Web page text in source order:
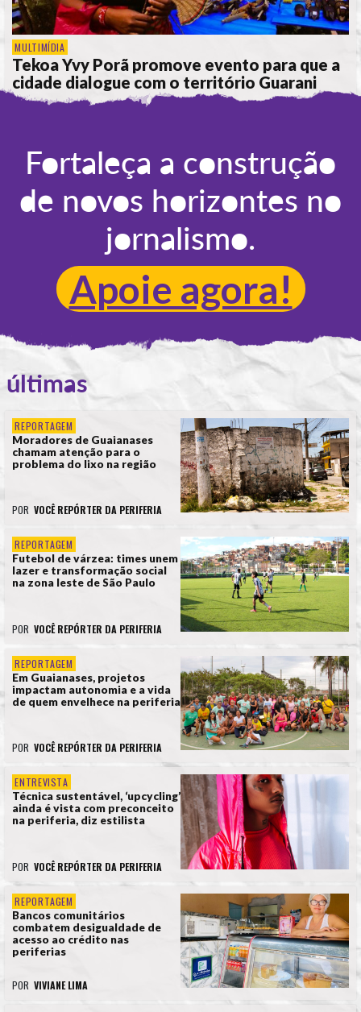
MULTIMÍDIA
Tekoa Yvy Porã promove evento para que a
cidade dialogue com o território Guarani
Fortaleça a construção
de novos horizontes no
jornalismo.
Apoie agora!
últimas
REPORTAGEM
Moradores de Guaianases
chamam atenção para o
problema do lixo na região
POR VOCÊ REPÓRTER DA PERIFERIA
REPORTAGEM
Futebol de várzea: times unem
lazer e transformação social
na zona leste de São Paulo
POR VOCÊ REPÓRTER DA PERIFERIA
REPORTAGEM
Em Guaianases, projetos
impactam autonomia e a vida
de quem envelhece na periferia
POR VOCÊ REPÓRTER DA PERIFERIA
ENTREVISTA
Técnica sustentável, ‘upcycling’
ainda é vista com preconceito
na periferia, diz estilista
POR VOCÊ REPÓRTER DA PERIFERIA
REPORTAGEM
Bancos comunitários
combatem desigualdade de
acesso ao crédito nas
periferias
POR VIVIANE LIMA